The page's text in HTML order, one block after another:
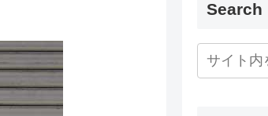
Search